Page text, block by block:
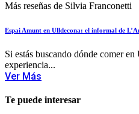
Más reseñas de Silvia Franconetti
Espai Amunt en Ulldecona: el informal de
Si estás buscando dónde comer
experiencia...
Ver Más
Te puede interesar